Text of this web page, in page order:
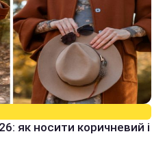
як носити коричневий і